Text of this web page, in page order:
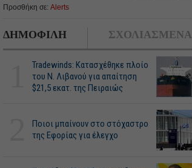
Προσθήκη σε: Alerts
ΔΗΜΟΦΙΛΗ ΣΧΟΛΙΑΣΜΕΝΑ
Tradewinds: Κατασχέθηκε πλοίο
του Ν. Λιβανού για απαίτηση
$21,5 εκατ. της Πειραιώς
Ποιοι μπαίνουν στο στόχαστρο
της Εφορίας για έλεγχο